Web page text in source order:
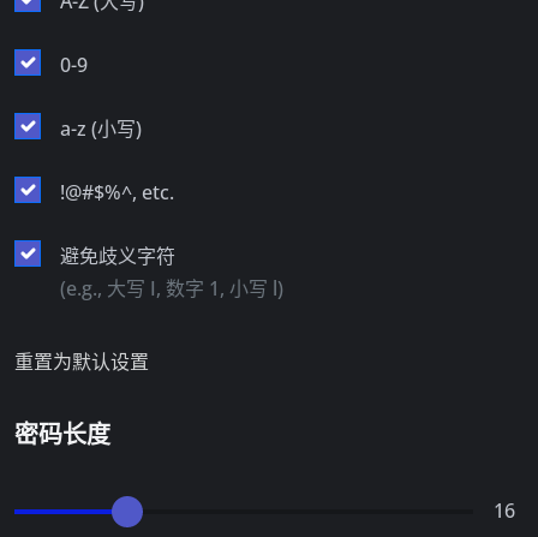
0-9
a-z (小写)
!@#$%^, etc.
避免歧义字符
(e.g., 大写 I, 数字 1, 小写 l)
重置为默认设置
密码长度